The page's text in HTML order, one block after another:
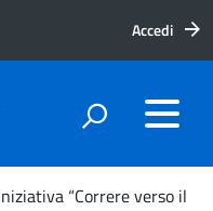
Accedi
“Correre verso il